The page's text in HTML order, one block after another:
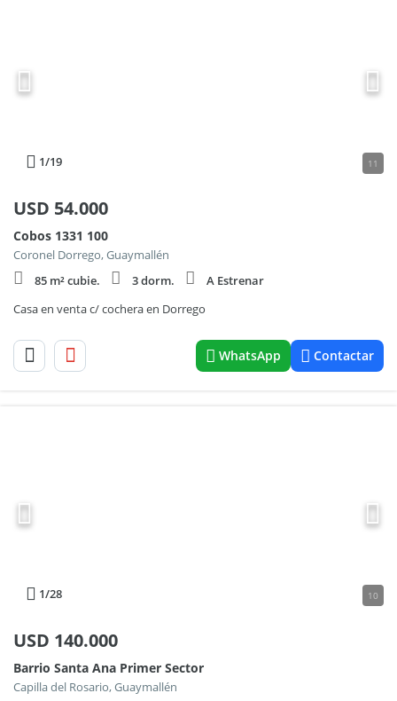
1/19 11
USD 54.000
Cobos 1331 100
Coronel Dorrego, Guaymallén
85 m² cubie.
3 dorm.
A Estrenar
Casa en venta c/ cochera en Dorrego
WhatsApp Contactar
1/28 10
USD 140.000
Barrio Santa Ana Primer Sector
Capilla del Rosario, Guaymallén